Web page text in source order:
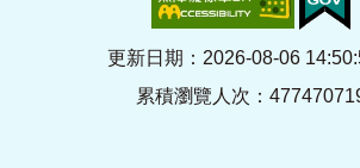
更新日期：2026-08-06
累積瀏覽人次：